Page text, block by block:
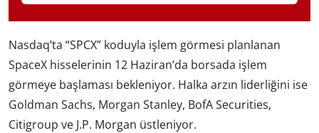
Nasdaq’ta “SPCX” koduyla işlem görmesi planlanan
SpaceX hisselerinin 12 Haziran’da borsada işlem
görmeye başlaması bekleniyor. Halka arzın liderliğini ise
Goldman Sachs, Morgan Stanley, BofA Securities,
Citigroup ve J.P. Morgan üstleniyor.